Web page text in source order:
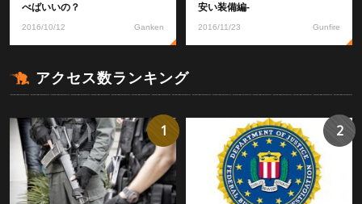
べばいいの？
2016/10/12 Ganken
安い装備編-
2016/11/23 Gunfire
アクセス数ランキング
1 2